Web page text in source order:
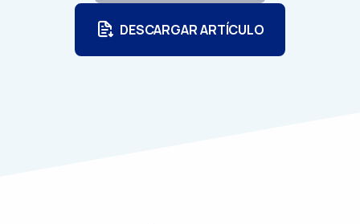
DESCARGAR ARTÍCULO